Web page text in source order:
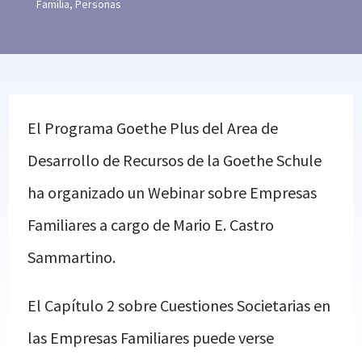
Familia, Personas
El Programa Goethe Plus del Area de
Desarrollo de Recursos de la Goethe Schule
ha organizado un Webinar sobre Empresas
Familiares a cargo de Mario E. Castro
Sammartino.
El Capítulo 2 sobre Cuestiones Societarias en
las Empresas Familiares puede verse